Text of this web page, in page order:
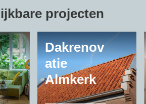
projecten
Dakrenov
atie
Almkerk